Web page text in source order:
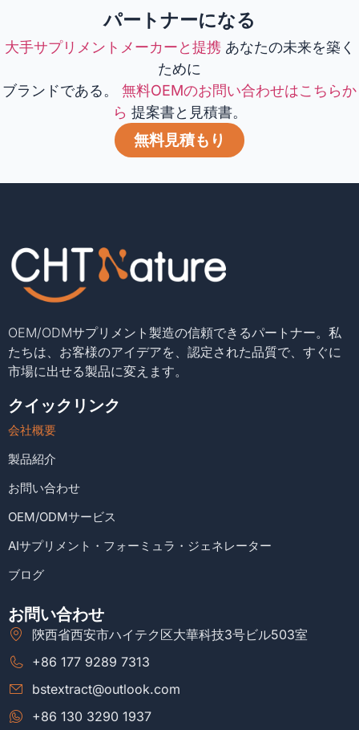
パートナーになる
大手サプリメントメーカーと提携あなたの未来を築く
ために
ブランドである。 無料OEMのお問い合わせはこちらか
ら 提案書と見積書。
無料見積もり
OEM/ODMサプリメント製造の信頼できるパートナー。私
たちは、お客様のアイデアを、認定された品質で、すぐに
市場に出せる製品に変えます。
クイックリンク
会社概要
製品紹介
お問い合わせ
OEM/ODMサービス
AIサプリメント・フォーミュラ・ジェネレーター
ブログ
お問い合わせ
陝西省西安市ハイテク区大華科技3号ビル503室
+86 177 9289 7313
bstextract@outlook.com
+86 130 3290 1937